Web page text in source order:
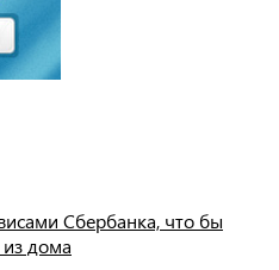
Сбербанка, что бы
дома